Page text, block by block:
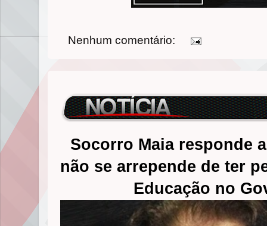
Nenhum comentário:
Socorro Maia responde
não se arrepende de ter
Educação no